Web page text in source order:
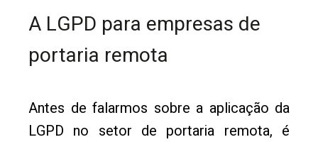
A LGPD para empresas de
portaria remota
Antes de falarmos sobre a aplicação da
LGPD no setor de portaria remota, é